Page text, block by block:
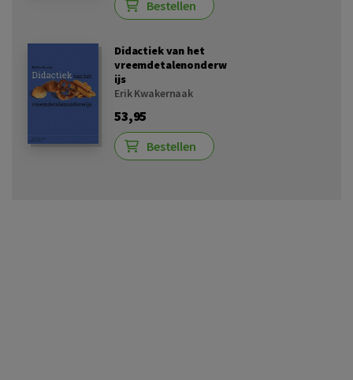
Bestellen
Didactiek van het
vreemdetalenonderw
ijs
Erik Kwakernaak
53,95
Bestellen